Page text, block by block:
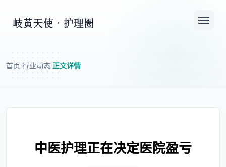
首页/行业动态/正文详情
中医护理正在决定医院盈亏